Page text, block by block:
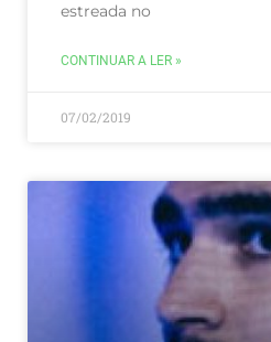
estreada no
CONTINUAR A LER »
07/02/2019